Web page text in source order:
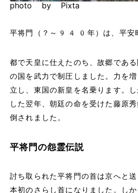
photo by Pixta
平将門（？～940年）は、平安時
都で天皇に仕えたのち、故郷であ
の国を武力で制圧しました。力を
立し、東国の新皇を名乗ります。
した翌年、朝廷の命を受けた藤原
倒されました。
平将門の怨霊伝説
討ち取られた平将門の首は京へと
本初のさらし首になりました。し